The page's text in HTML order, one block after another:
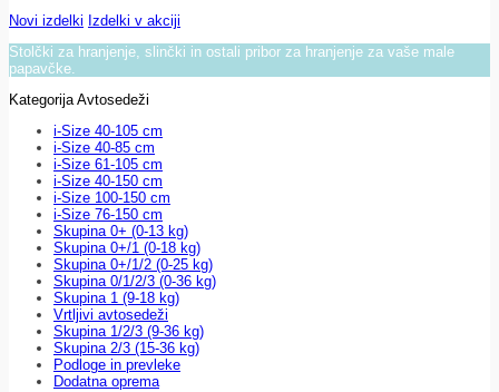
Novi izdelki Izdelki v akciji
Stolčki za hranjenje, slinčki in ostali pribor za hranjenje za vaše male
papavčke.
Kategorija Avtosedeži
i-Size 40-105 cm
i-Size 40-85 cm
i-Size 61-105 cm
i-Size 40-150 cm
i-Size 100-150 cm
i-Size 76-150 cm
Skupina 0+ (0-13 kg)
Skupina 0+/1 (0-18 kg)
Skupina 0+/1/2 (0-25 kg)
Skupina 0/1/2/3 (0-36 kg)
Skupina 1 (9-18 kg)
Vrtljivi avtosedeži
Skupina 1/2/3 (9-36 kg)
Skupina 2/3 (15-36 kg)
Podloge in prevleke
Dodatna oprema